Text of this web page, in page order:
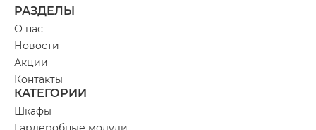
РАЗДЕЛЫ
О нас
Новости
Акции
Контакты
КАТЕГОРИИ
Шкафы